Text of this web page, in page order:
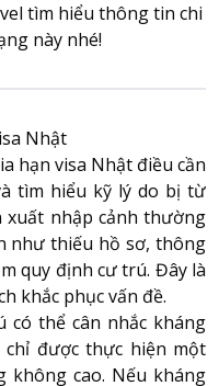
tìm hiểu thông tin chi
này nhé!
Nhật
hạn visa Nhật điều cần
tìm hiểu kỹ lý do bị từ
xuất nhập cảnh thường
như thiếu hồ sơ, thông
quy định cư trú. Đây là
khắc phục vấn đề.
thể cân nhắc kháng
chỉ được thực hiện một
không cao. Nếu kháng